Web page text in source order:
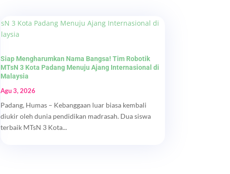
Siap Mengharumkan Nama Bangsa! Tim Robotik
MTsN 3 Kota Padang Menuju Ajang Internasional di
Malaysia
Agu 3, 2026
Padang, Humas – Kebanggaan luar biasa kembali
diukir oleh dunia pendidikan madrasah. Dua siswa
terbaik MTsN 3 Kota...